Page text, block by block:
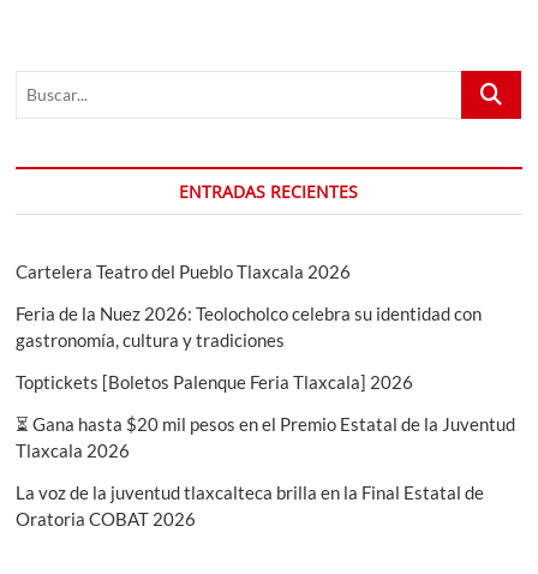
CON
EL
CONGRESO
ROBÓTICA
Buscar...
ENTRADAS RECIENTES
Cartelera Teatro del Pueblo Tlaxcala 2026
Feria de la Nuez 2026: Teolocholco celebra su identidad con
gastronomía, cultura y tradiciones
Toptickets [Boletos Palenque Feria Tlaxcala] 2026
⏳ Gana hasta $20 mil pesos en el Premio Estatal de la Juventud
Tlaxcala 2026
La voz de la juventud tlaxcalteca brilla en la Final Estatal de
Oratoria COBAT 2026